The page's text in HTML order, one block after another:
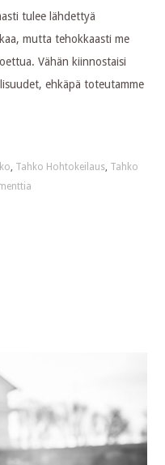
tulee lähdettyä
mutta tehokkaasti me
Vähän kiinnostaisi
ehkäpä toteutamme
, Tahko Hohtokeilaus, Tahko